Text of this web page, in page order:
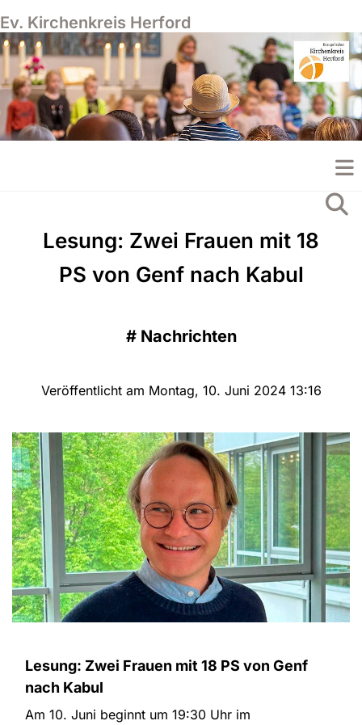
Ev. Kirchenkreis Herford
Lesung: Zwei Frauen mit 18
PS von Genf nach Kabul
# Nachrichten
Veröffentlicht am Montag, 10. Juni 2024 13:16
Lesung: Zwei Frauen mit 18 PS von Genf
nach Kabul
Am 10. Juni beginnt um 19:30 Uhr im